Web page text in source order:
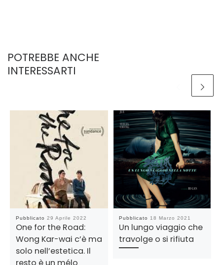
POTREBBE ANCHE
INTERESSARTI
Pubblicato 29 Aprile 2022
One for the Road:
Wong Kar-wai c’è ma
solo nell’estetica. Il
Pubblicato 18 Marzo 2021
Un lungo viaggio che
travolge o si rifiuta